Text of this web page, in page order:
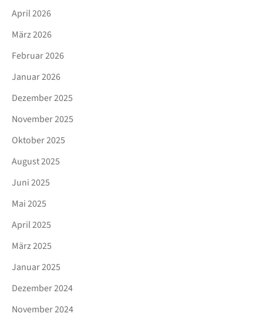
April 2026
März 2026
Februar 2026
Januar 2026
Dezember 2025
November 2025
Oktober 2025
August 2025
Juni 2025
Mai 2025
April 2025
März 2025
Januar 2025
Dezember 2024
November 2024